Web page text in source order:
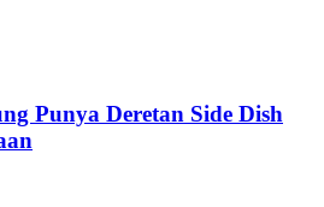
Punya Deretan Side Dish